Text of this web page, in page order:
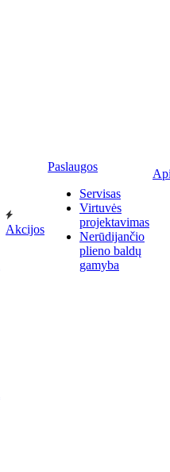
Akcijos
Paslaugos
Servisas
Virtuvės
projektavimas
Nerūdijančio
plieno baldų
gamyba